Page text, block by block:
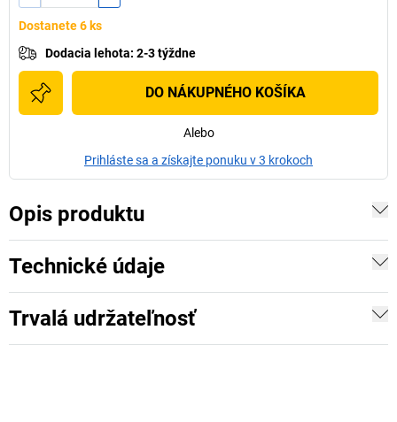
Dostanete 6 ks
Dodacia lehota: 2-3 týždne
DO NÁKUPNÉHO KOŠÍKA
Alebo
Prihláste sa a získajte ponuku v 3 krokoch
Opis produktu
Technické údaje
Trvalá udržateľnosť